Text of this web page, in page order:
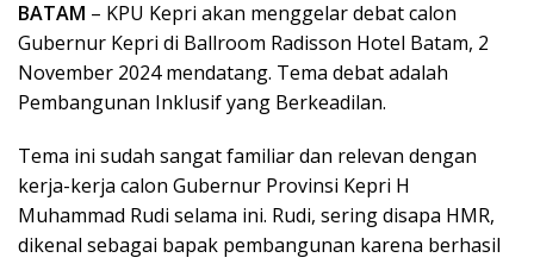
BATAM – KPU Kepri akan menggelar debat calon
Gubernur Kepri di Ballroom Radisson Hotel Batam, 2
November 2024 mendatang. Tema debat adalah
Pembangunan Inklusif yang Berkeadilan.
Tema ini sudah sangat familiar dan relevan dengan
kerja-kerja calon Gubernur Provinsi Kepri H
Muhammad Rudi selama ini. Rudi, sering disapa HMR,
dikenal sebagai bapak pembangunan karena berhasil